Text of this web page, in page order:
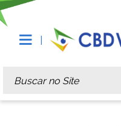
Busca
Busca Avançada…